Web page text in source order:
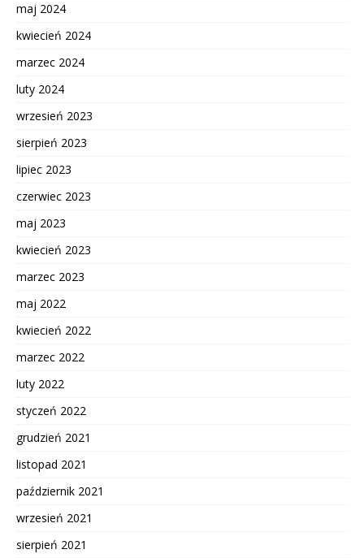
maj 2024
kwiecień 2024
marzec 2024
luty 2024
wrzesień 2023
sierpień 2023
lipiec 2023
czerwiec 2023
maj 2023
kwiecień 2023
marzec 2023
maj 2022
kwiecień 2022
marzec 2022
luty 2022
styczeń 2022
grudzień 2021
listopad 2021
październik 2021
wrzesień 2021
sierpień 2021